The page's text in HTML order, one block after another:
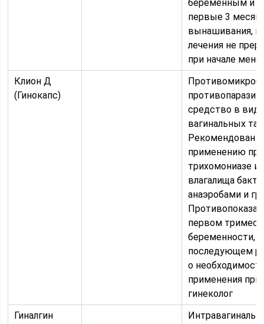
беременным и
первые 3
вынашивания,
лечения не
при начале
Клион Д
(Гинокапс)
средство в
вагинальных
Рекомендован к
применению при
трихомониазе и
влагалища
анаэробами и
первом
беременности, в
последующем
о
применения
гинеколог
Гиналгин